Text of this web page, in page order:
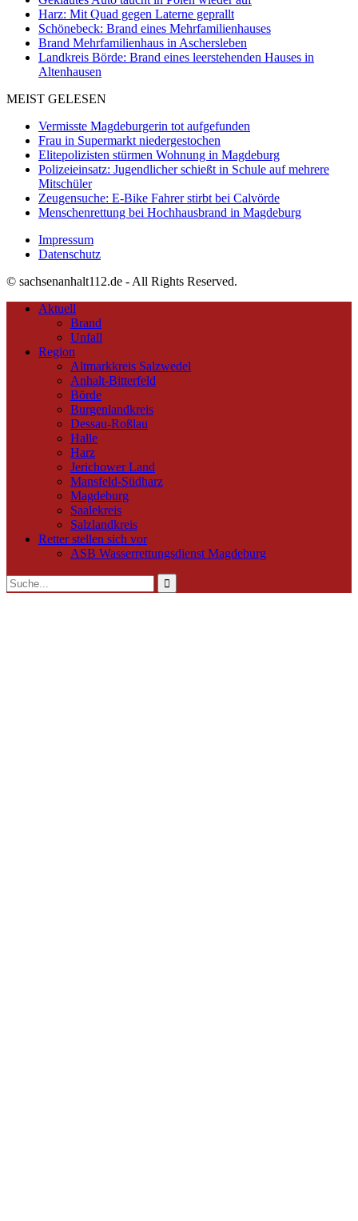
Harz: Mit Quad gegen Laterne geprallt
Schönebeck: Brand eines Mehrfamilienhauses
Brand Mehrfamilienhaus in Aschersleben
Landkreis Börde: Brand eines leerstehenden Hauses in
Altenhausen
MEIST GELESEN
Vermisste Magdeburgerin tot aufgefunden
Frau in Supermarkt niedergestochen
Elitepolizisten stürmen Wohnung in Magdeburg
Polizeieinsatz: Jugendlicher schießt in Schule auf mehrere
Mitschüler
Zeugensuche: E-Bike Fahrer stirbt bei Calvörde
Menschenrettung bei Hochhausbrand in Magdeburg
Impressum
Datenschutz
© sachsenanhalt112.de - All Rights Reserved.
Aktuell
Brand
Unfall
Region
Altmarkkreis Salzwedel
Anhalt-Bitterfeld
Börde
Burgenlandkreis
Dessau-Roßlau
Halle
Harz
Jerichower Land
Mansfeld-Südharz
Magdeburg
Saalekreis
Salzlandkreis
Retter stellen sich vor
ASB Wasserrettungsdienst Magdeburg